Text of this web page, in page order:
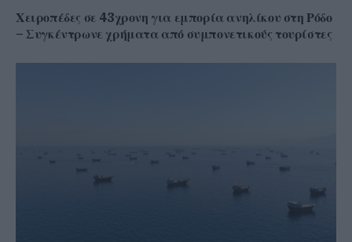
Χειροπέδες σε 43χρονη για εμπορία ανηλίκου στη Ρόδο
– Συγκέντρωνε χρήματα από συμπονετικούς τουρίστες